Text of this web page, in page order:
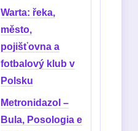
Warta: řeka,
město,
pojišťovna a
fotbalový klub v
Polsku
Metronidazol –
Bula, Posologia e